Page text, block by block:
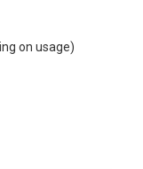
on usage)